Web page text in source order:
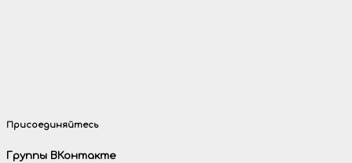
Присоединяйтесь
Группы ВКонтакте